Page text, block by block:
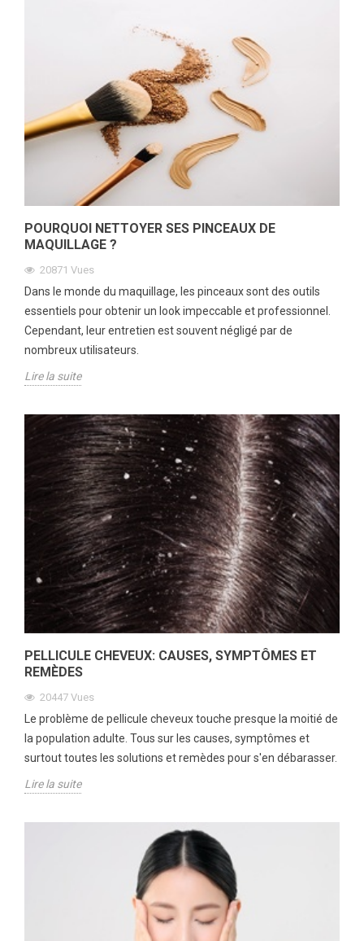
POURQUOI NETTOYER SES PINCEAUX DE
MAQUILLAGE ?
20871 Vues
Dans le monde du maquillage, les pinceaux sont des outils
essentiels pour obtenir un look impeccable et professionnel.
Cependant, leur entretien est souvent négligé par de
nombreux utilisateurs.
Lire la suite
PELLICULE CHEVEUX: CAUSES, SYMPTÔMES ET
REMÈDES
20447 Vues
Le problème de pellicule cheveux touche presque la moitié de
la population adulte. Tous sur les causes, symptômes et
surtout toutes les solutions et remèdes pour s'en débarasser.
Lire la suite